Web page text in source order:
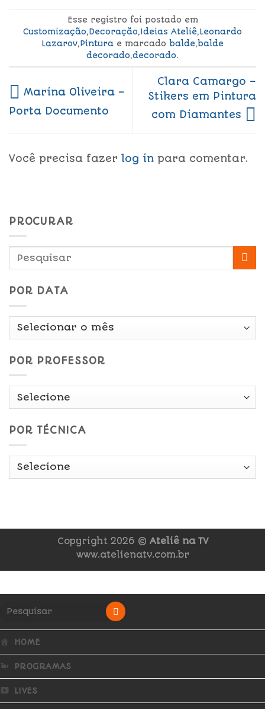
Esse registro foi postado em
Customização,Decoração,Ideias Ateliê,Leonardo
Lazarov,Pintura e marcado balde,balde
decorado,decorado.
Marina Oliveira –
Porta Documento
Clara Camargo –
Stikers em Pintura
com Diamantes
Você precisa fazer log in para comentar.
PROCURAR
POR DATA
Por
POR PROFESSOR
POR TÉCNICA
Copyright 2026 © Ateliê na TV
www.atelienatv.com.br
HOME
PROGRAMAS
LIVES